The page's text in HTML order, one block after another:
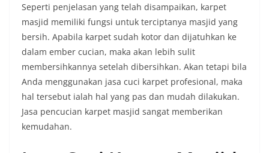
Seperti penjelasan yang telah disampaikan, karpet
masjid memiliki fungsi untuk terciptanya masjid yang
bersih. Apabila karpet sudah kotor dan dijatuhkan ke
dalam ember cucian, maka akan lebih sulit
membersihkannya setelah dibersihkan. Akan tetapi bila
Anda menggunakan jasa cuci karpet profesional, maka
hal tersebut ialah hal yang pas dan mudah dilakukan.
Jasa pencucian karpet masjid sangat memberikan
kemudahan.